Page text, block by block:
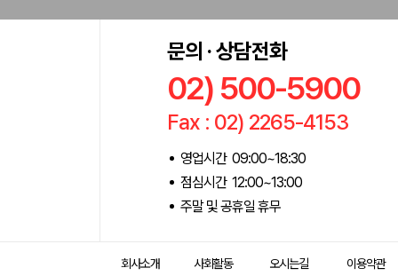
문의 · 상담전화
02) 500-5900
Fax : 02) 2265-4153
영업시간 09:00~18:30
점심시간 12:00~13:00
주말 및 공휴일 휴무
회사소개 사회활동 오시는길 이용약관